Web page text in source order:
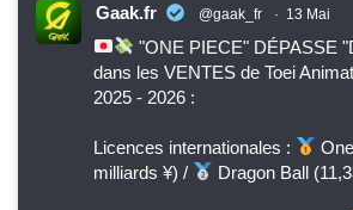
Gaak.fr @gaak_fr · 13 Mai
"ONE PIECE" DÉPASSE
dans les VENTES de Toei
2025 - 2026 :
Licences internationales :
milliards ¥) /
Dragon Ball